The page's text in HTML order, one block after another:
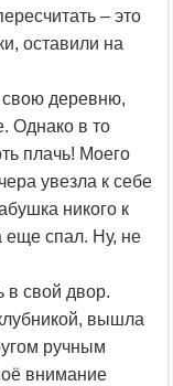
– это
оставили на
свою деревню,
Однако в то
плачь! Моего
увезла к себе
никого к
еще спал. Ну, не
в свой двор.
вышла
ручным
внимание